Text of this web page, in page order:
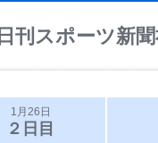
日刊スポーツ新
1月26日
２日目